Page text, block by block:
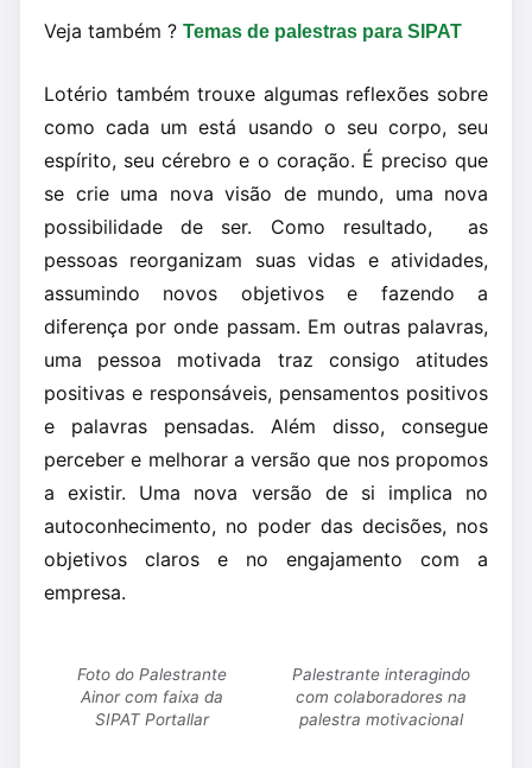
Veja também ? Temas de palestras para SIPAT
Lotério também trouxe algumas reflexões sobre
como cada um está usando o seu corpo, seu
espírito, seu cérebro e o coração. É preciso que
se crie uma nova visão de mundo, uma nova
possibilidade de ser. Como resultado, as
pessoas reorganizam suas vidas e atividades,
assumindo novos objetivos e fazendo a
diferença por onde passam. Em outras palavras,
uma pessoa motivada traz consigo atitudes
positivas e responsáveis, pensamentos positivos
e palavras pensadas. Além disso, consegue
perceber e melhorar a versão que nos propomos
a existir. Uma nova versão de si implica no
autoconhecimento, no poder das decisões, nos
objetivos claros e no engajamento com a
empresa.
Foto do Palestrante
Ainor com faixa da
SIPAT Portallar
Palestrante interagindo
com colaboradores na
palestra motivacional